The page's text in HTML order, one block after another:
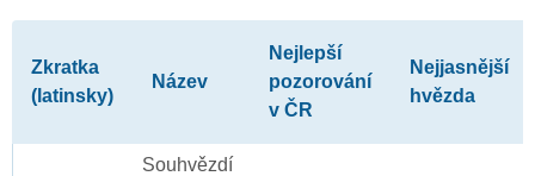
Zkratka
(latinsky)
Název
Nejlepší
pozorování
v ČR
Nejjasnější
hvězda
Souhvězdí